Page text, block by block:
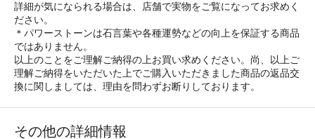
詳細が気になられる場合は、店舗で実物をご覧になってお求めく
ださい。
＊パワーストーンは石言葉や各種運勢などの向上を保証する商品
ではありません。
以上のことをご理解ご納得の上お買い求めください。尚、以上ご
理解ご納得をいただいた上でご購入いただきました商品の返品交
換に関しましては、理由を問わずお断りしております。
その他の詳細情報